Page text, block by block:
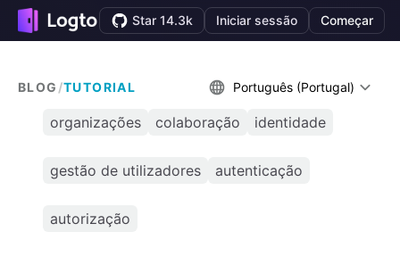
Star 14.3k Iniciar sessão Começar
BLOG /TUTORIAL Português (Portugal)
organizações colaboração identidade
gestão de utilizadores autenticação
autorização